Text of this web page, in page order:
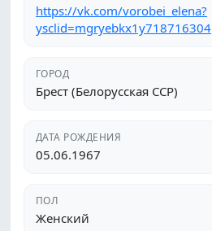
https://vk.com/vorobei_elena?
ysclid=mgryebkx1y718716304
ГОРОД
Брест (Белорусская ССР)
ДАТА РОЖДЕНИЯ
05.06.1967
ПОЛ
Женский